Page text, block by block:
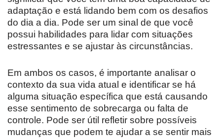
adaptação e está lidando bem com os desafios
do dia a dia. Pode ser um sinal de que você
possui habilidades para lidar com situações
estressantes e se ajustar às circunstâncias.
Em ambos os casos, é importante analisar o
contexto da sua vida atual e identificar se há
alguma situação específica que está causando
esse sentimento de sobrecarga ou falta de
controle. Pode ser útil refletir sobre possíveis
mudanças que podem te ajudar a se sentir mais